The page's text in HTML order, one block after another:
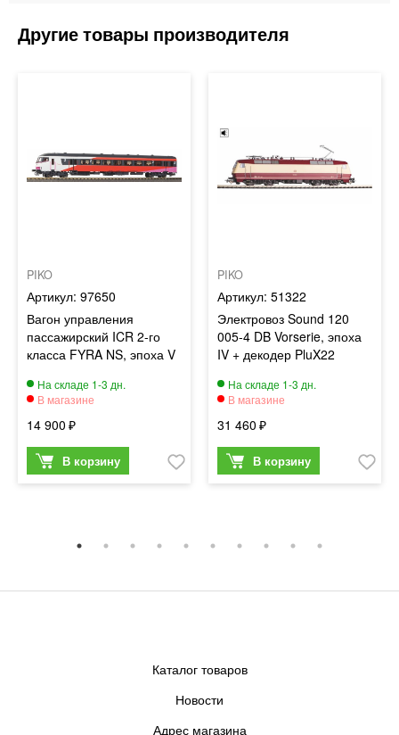
PIKO
97650
Вагон управления
пассажирский ICR 2-го
класса FYRA NS, эпоха V
14 900
PIKO
51322
Электровоз Sound 120
005-4 DB Vorserie, эпоха
IV + декодер PluX22
31 460
Каталог товаров
Новости
Адрес магазина